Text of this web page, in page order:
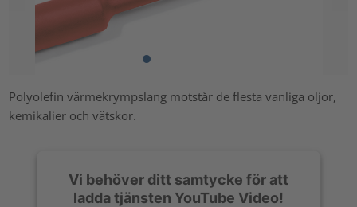
Polyolefin värmekrympslang motstår de flesta vanliga oljor,
kemikalier och vätskor.
Vi behöver ditt samtycke för att
ladda tjänsten YouTube Video!